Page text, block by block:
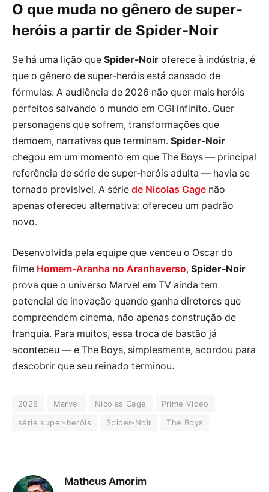
O que muda no gênero de super-
heróis a partir de Spider-Noir
Se há uma lição que Spider-Noir oferece à indústria, é
que o gênero de super-heróis está cansado de
fórmulas. A audiência de 2026 não quer mais heróis
perfeitos salvando o mundo em CGI infinito. Quer
personagens que sofrem, transformações que
demoem, narrativas que terminam. Spider-Noir
chegou em um momento em que The Boys — principal
referência de série de super-heróis adulta — havia se
tornado previsível. A série de Nicolas Cage não
apenas ofereceu alternativa: ofereceu um padrão
novo.
Desenvolvida pela equipe que venceu o Oscar do
filme Homem-Aranha no Aranhaverso, Spider-Noir
prova que o universo Marvel em TV ainda tem
potencial de inovação quando ganha diretores que
compreendem cinema, não apenas construção de
franquia. Para muitos, essa troca de bastão já
aconteceu — e The Boys, simplesmente, acordou para
descobrir que seu reinado terminou.
2026 Marvel Nicolas Cage
Prime Video
série super-heróis
Spider-Noir The Boys
Matheus Amorim